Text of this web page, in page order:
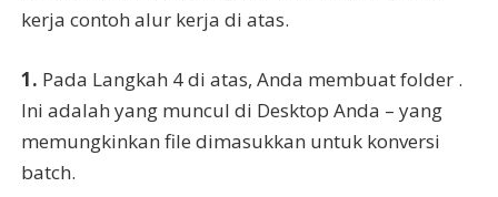
kerja contoh alur kerja di atas.
1. Pada Langkah 4 di atas, Anda membuat folder .
Ini adalah yang muncul di Desktop Anda – yang
memungkinkan file dimasukkan untuk konversi
batch.